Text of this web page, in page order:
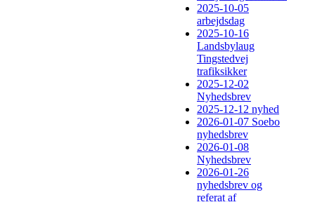
2025-10-05
arbejdsdag
2025-10-16
Landsbylaug
Tingstedvej
trafiksikker
2025-12-02
Nyhedsbrev
2025-12-12 nyhed
2026-01-07 Soebo
nyhedsbrev
2026-01-08
Nyhedsbrev
2026-01-26
nyhedsbrev og
referat af